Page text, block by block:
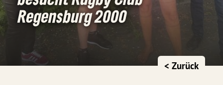
Regensburg 2000
< Zurück